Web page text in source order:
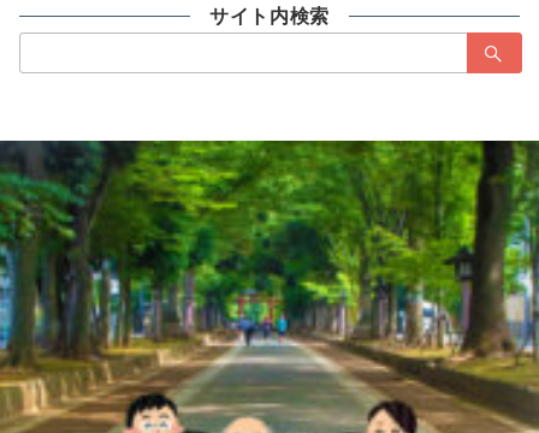
サイト内検索
索：